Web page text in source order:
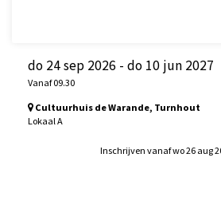
do 24 sep 2026 - do 10 jun 2027
Vanaf 09.30
Cultuurhuis de Warande, Turnhout
Lokaal A
Inschrijven vanaf wo 26 aug